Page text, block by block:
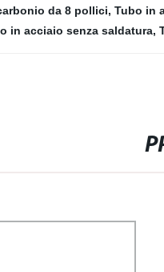
da 8 pollici, Tubo in
in acciaio senza saldatura,